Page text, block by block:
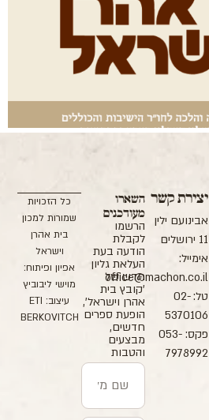
יצירת קשר
אבינועם ילין
11 ירושלים
אימייל:
office@machon.co.il
טל: 02-
5370106
פקס: 053-
7978992
השארו
מעודכנים
הרשמו
לקבלת
הודעה בעת
העלאת גליון
חדש של
'קובץ בית
אהרן וישראל',
הופעת ספרים
חדשים,
מבצעים
והטבות
כל הזכויות
שמורות למכון
בית אהרן
וישראל
אפיון ופיתוח:
מוישי ליבוביץ
עיצוב: ETI
BERKOVITCH